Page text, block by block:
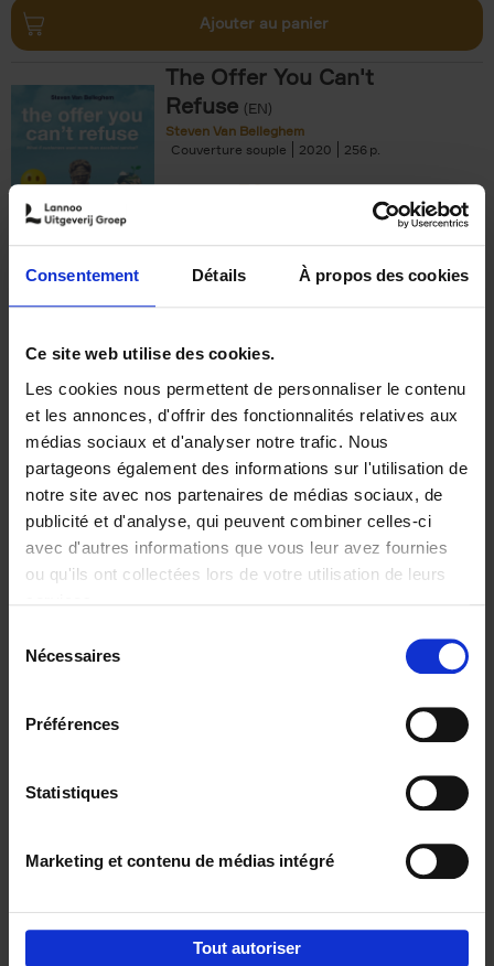
Consentement Détails À propos des cookies
Ce site web utilise des cookies.
Les cookies nous permettent de personnaliser le contenu
et les annonces, d'offrir des fonctionnalités relatives aux
médias sociaux et d'analyser notre trafic. Nous
partageons également des informations sur l'utilisation de
notre site avec nos partenaires de médias sociaux, de
publicité et d'analyse, qui peuvent combiner celles-ci
avec d'autres informations que vous leur avez fournies
ou qu'ils ont collectées lors de votre utilisation de leurs
Nécessaires
Préférences
Statistiques
Marketing et contenu de médias intégré
Tout autoriser
Ajouter au panier
The Offer You Can't
Refuse (EN)
Steven Van Belleghem
Couverture souple
2020 256
€37,50
Building Bonds = Building
Business
Jochen Roef Jozefien De Feyter
Carolien Boom
Couverture souple
2025 200
€29,99
Digital marketing like a PRO -
completely revised edition (EN)